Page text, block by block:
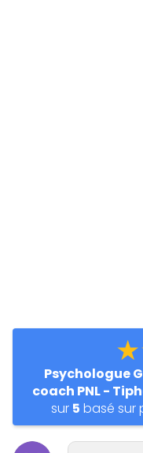
Psychologue
coach PNL -
sur 5 basé sur